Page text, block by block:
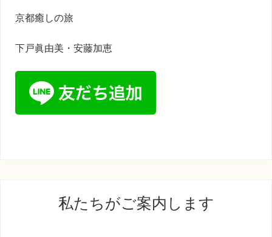
京都癒しの旅
下戸眞由美・安藤加恵
私たちがご案内します